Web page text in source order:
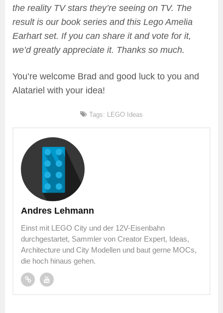
the reality TV stars they’re seeing on TV. The
result is our book series and this Lego Amelia
Earhart set. If you can share it and vote for it,
we’d greatly appreciate it. Thanks so much.
You’re welcome Brad and good luck to you and
Alatariel with your idea!
Tags: LEGO Ideas
Andres Lehmann
Einst mit LEGO City und der 12V-Eisenbahn
durchgestartet, Sammler von Creator Expert, Ideas,
Architecture und City Modellen und baut gerne MOCs,
die hoch hinaus gehen.